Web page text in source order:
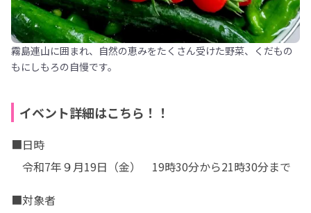
霧島連山に囲まれ、自然の恵みをたくさん受けた野菜、くだもの
もにしもろの自慢です。
イベント詳細はこちら！！
■日時
令和7年９月19日（金）　19時30分から21時30分まで
■対象者